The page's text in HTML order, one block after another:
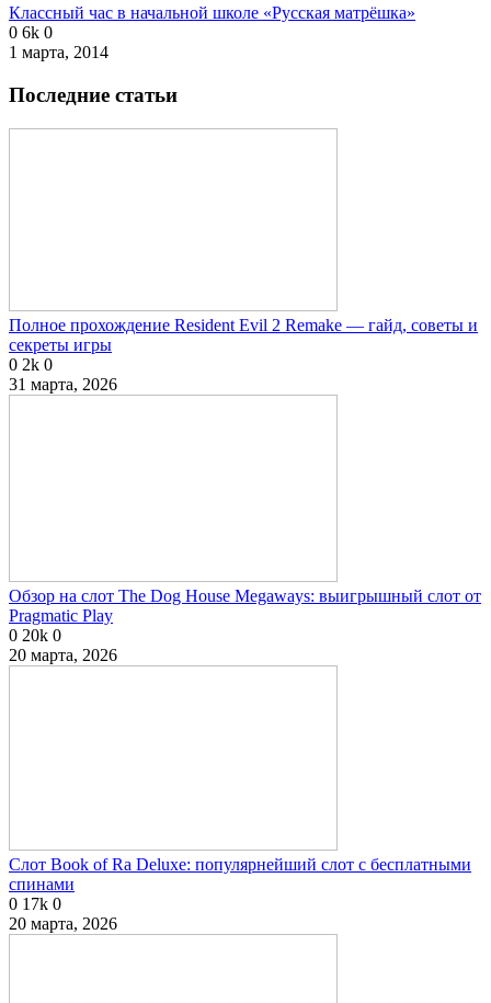
Классный час в начальной школе «Русская матрёшка»
0 6k 0
1 марта, 2014
Последние статьи
Полное прохождение Resident Evil 2 Remake — гайд, советы и
секреты игры
0 2k 0
31 марта, 2026
Обзор на слот The Dog House Megaways: выигрышный слот от
Pragmatic Play
0 20k 0
20 марта, 2026
Слот Book of Ra Deluxe: популярнейший слот с бесплатными
спинами
0 17k 0
20 марта, 2026